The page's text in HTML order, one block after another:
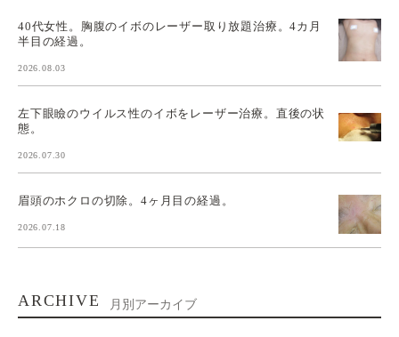
40代女性。胸腹のイボのレーザー取り放題治療。4カ月
半目の経過。
2026.08.03
左下眼瞼のウイルス性のイボをレーザー治療。直後の状
態。
2026.07.30
眉頭のホクロの切除。4ヶ月目の経過。
2026.07.18
ARCHIVE 月別アーカイブ